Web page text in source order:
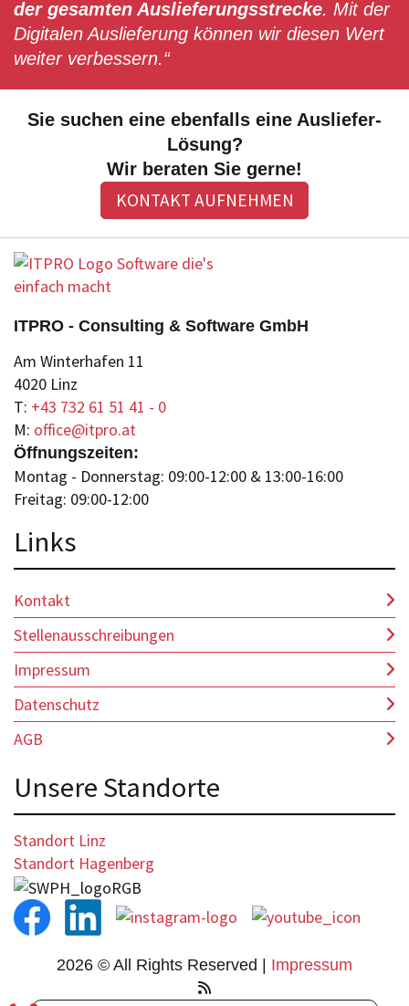
der gesamten Auslieferungsstrecke. Mit der
Digitalen Auslieferung können wir diesen Wert
weiter verbessern.“
Sie suchen eine ebenfalls eine Ausliefer-
Lösung?
Wir beraten Sie gerne!
KONTAKT AUFNEHMEN
ITPRO - Consulting & Software GmbH
Am Winterhafen 11
4020 Linz
T: +43 732 61 51 41 - 0
M: office@itpro.at
Öffnungszeiten:
Montag - Donnerstag: 09:00-12:00 & 13:00-16:00
Freitag: 09:00-12:00
Links
Kontakt
Stellenausschreibungen
Impressum
Datenschutz
AGB
Unsere Standorte
Standort Linz
Standort Hagenberg
2026 © All Rights Reserved Impressum